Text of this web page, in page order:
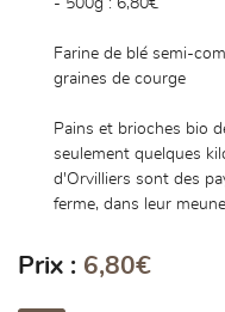
- 500g : 6,80€
Farine de blé semi-
graines de courge
Pains et brioches bio
seulement quelques
d'Orvilliers sont des
ferme, dans leur
Prix : 6,80€